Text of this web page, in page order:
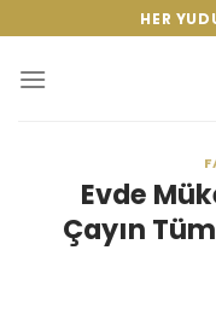
to
content
HER
Evde
Çayın